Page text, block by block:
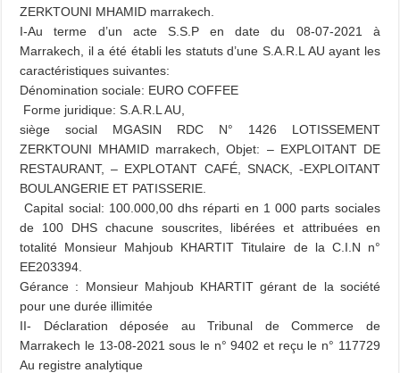
ZERKTOUNI MHAMID marrakech.
I-Au terme d’un acte S.S.P en date du 08-07-2021 à
Marrakech, il a été établi les statuts d’une S.A.R.L AU ayant les
caractéristiques suivantes:
Dénomination sociale: EURO COFFEE
Forme juridique: S.A.R.L AU,
siège social MGASIN RDC N° 1426 LOTISSEMENT
ZERKTOUNI MHAMID marrakech, Objet: – EXPLOITANT DE
RESTAURANT, – EXPLOTANT CAFÉ, SNACK, -EXPLOITANT
BOULANGERIE ET PATISSERIE.
Capital social: 100.000,00 dhs réparti en 1 000 parts sociales
de 100 DHS chacune souscrites, libérées et attribuées en
totalité Monsieur Mahjoub KHARTIT Titulaire de la C.I.N n°
EE203394.
Gérance : Monsieur Mahjoub KHARTIT gérant de la société
pour une durée illimitée
II- Déclaration déposée au Tribunal de Commerce de
Marrakech le 13-08-2021 sous le n° 9402 et reçu le n° 117729
Au registre analytique